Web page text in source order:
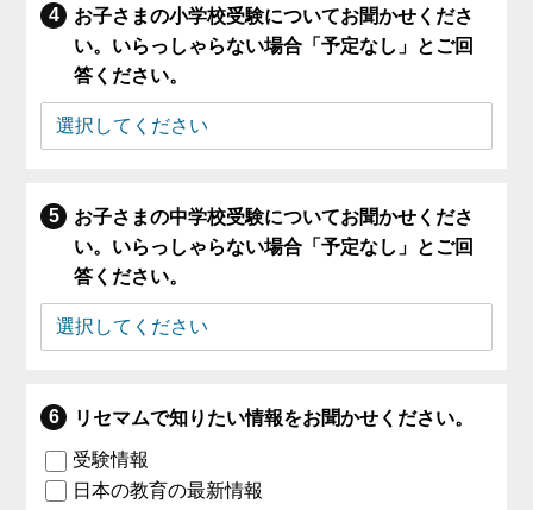
お子さまの小学校受験についてお聞かせくださ
い。いらっしゃらない場合「予定なし」とご回
答ください。
お子さまの中学校受験についてお聞かせくださ
い。いらっしゃらない場合「予定なし」とご回
答ください。
リセマムで知りたい情報をお聞かせください。
受験情報
日本の教育の最新情報